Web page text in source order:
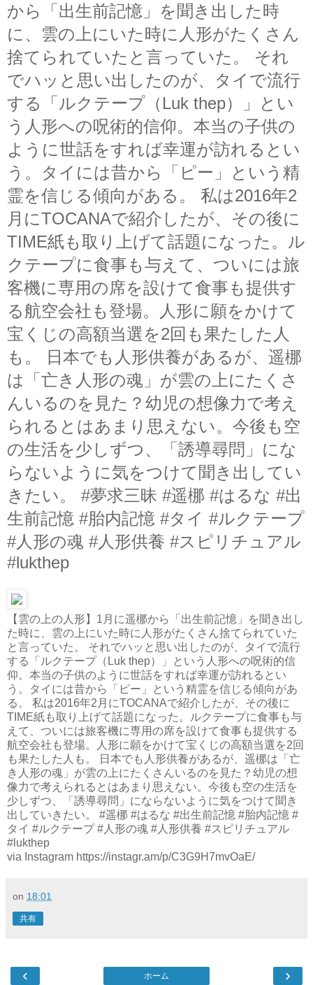
から「出生前記憶」を聞き出した時
に、雲の上にいた時に人形がたくさん
捨てられていたと言っていた。 それ
でハッと思い出したのが、タイで流行
する「ルクテープ（Luk thep）」とい
う人形への呪術的信仰。本当の子供の
ように世話をすれば幸運が訪れるとい
う。タイには昔から「ピー」という精
霊を信じる傾向がある。 私は2016年2
月にTOCANAで紹介したが、その後に
TIME紙も取り上げて話題になった。ル
クテープに食事も与えて、ついには旅
客機に専用の席を設けて食事も提供す
る航空会社も登場。人形に願をかけて
宝くじの高額当選を2回も果たした人
も。 日本でも人形供養があるが、遥梛
は「亡き人形の魂」が雲の上にたくさ
んいるのを見た？幼児の想像力で考え
られるとはあまり思えない。今後も空
の生活を少しずつ、「誘導尋問」にな
らないように気をつけて聞き出してい
きたい。 #夢求三昧 #遥梛 #はるな #出
生前記憶 #胎内記憶 #タイ #ルクテープ
#人形の魂 #人形供養 #スピリチュアル
#lukthep
【雲の上の人形】1月に遥梛から「出生前記憶」を聞き出し
た時に、雲の上にいた時に人形がたくさん捨てられていた
と言っていた。 それでハッと思い出したのが、タイで流行
する「ルクテープ（Luk thep）」という人形への呪術的信
仰。本当の子供のように世話をすれば幸運が訪れるとい
う。タイには昔から「ピー」という精霊を信じる傾向があ
る。 私は2016年2月にTOCANAで紹介したが、その後に
TIME紙も取り上げて話題になった。ルクテープに食事も与
えて、ついには旅客機に専用の席を設けて食事も提供する
航空会社も登場。人形に願をかけて宝くじの高額当選を2回
も果たした人も。 日本でも人形供養があるが、遥梛は「亡
き人形の魂」が雲の上にたくさんいるのを見た？幼児の想
像力で考えられるとはあまり思えない。今後も空の生活を
少しずつ、「誘導尋問」にならないように気をつけて聞き
出していきたい。 #遥梛 #はるな #出生前記憶 #胎内記憶 #
タイ #ルクテープ #人形の魂 #人形供養 #スピリチュアル
#lukthep
via Instagram https://instagr.am/p/C3G9H7mvOaE/
on 18:01
共有
‹ ›
ホーム